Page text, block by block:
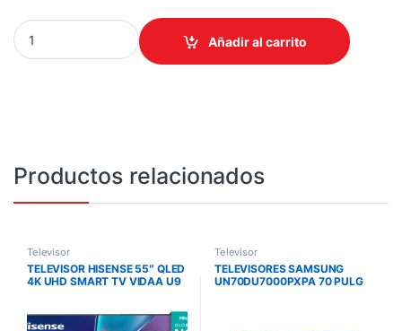
TELEVISOR LG 50UA7500PSA 50 PULGADAS SMART TV 4K
Añadir al carrito
Productos relacionados
Televisor
TELEVISOR HISENSE 55″ QLED
4K UHD SMART TV VIDAA U9
Televisor
TELEVISORES SAMSUNG
UN70DU7000PXPA 70 PULG